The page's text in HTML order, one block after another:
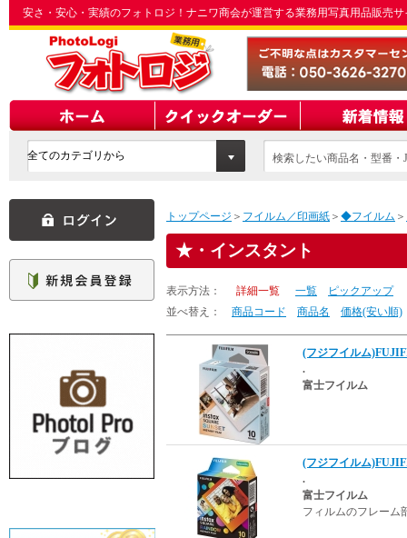
安さ・安心・実績のフォトロジ！ナニワ商会が運営する業務用写真用品販売
検索したい商品名・型番
トップページ ＞ フイルム／印画紙 ＞ ◆フイルム ＞
・インスタント
表示方法： 詳細一覧 一覧
ピックアップ
並べ替え：
商品コード 商品名 価格(安い順)
(フジフイルム
.
富士フイルム
(フジフイルム
.
富士フイルム
フィルムのフレーム